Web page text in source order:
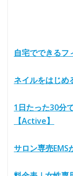
自宅でできるフ
ネイルをはじめ
1日たった30分
【Active】
サロン専売EMS